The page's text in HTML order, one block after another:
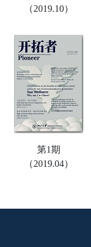
（2019.10）
第1期
（2019.04）